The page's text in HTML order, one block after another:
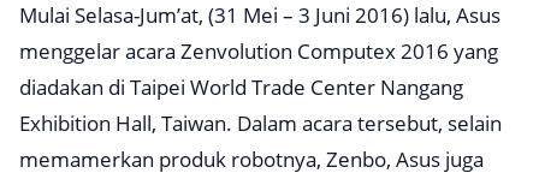
Mulai Selasa-Jum’at, (31 Mei – 3 Juni 2016) lalu, Asus
menggelar acara Zenvolution Computex 2016 yang
diadakan di Taipei World Trade Center Nangang
Exhibition Hall, Taiwan. Dalam acara tersebut, selain
memamerkan produk robotnya, Zenbo, Asus juga